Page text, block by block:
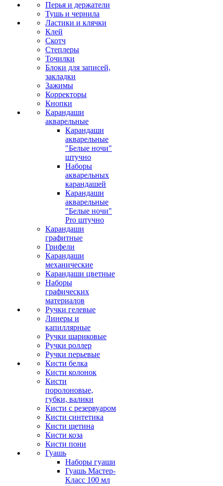
Перья и держатели
Тушь и чернила
Ластики и клячки
Клей
Скотч
Степлеры
Точилки
Блоки для записей,
закладки
Зажимы
Корректоры
Кнопки
Карандаши
акварельные
Карандаши
акварельные
"Белые ночи"
штучно
Наборы
акварельных
карандашей
Карандаши
акварельные
"Белые ночи"
Pro штучно
Карандаши
графитные
Грифели
Карандаши
механические
Карандаши цветные
Наборы
графических
материалов
Ручки гелевые
Линеры и
капиллярные
Ручки шариковые
Ручки роллер
Ручки перьевые
Кисти белка
Кисти колонок
Кисти
поролоновые,
губки, валики
Кисти с резервуаром
Кисти синтетика
Кисти щетина
Кисти коза
Кисти пони
Гуашь
Наборы гуаши
Гуашь Мастер-
Класс 100 мл